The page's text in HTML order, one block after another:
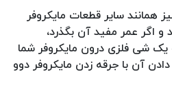
همانند سایر قطعات مایکروفر
اگر عمر مفید آن بگذرد،
شی فلزی درون مایکروفر شما
آن با جرقه زدن مایکروفر دوو